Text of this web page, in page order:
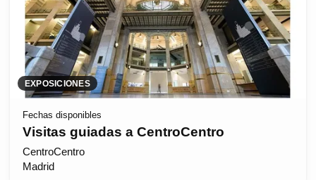
EXPOSICIONES
Fechas disponibles
Visitas guiadas a CentroCentro
CentroCentro
Madrid